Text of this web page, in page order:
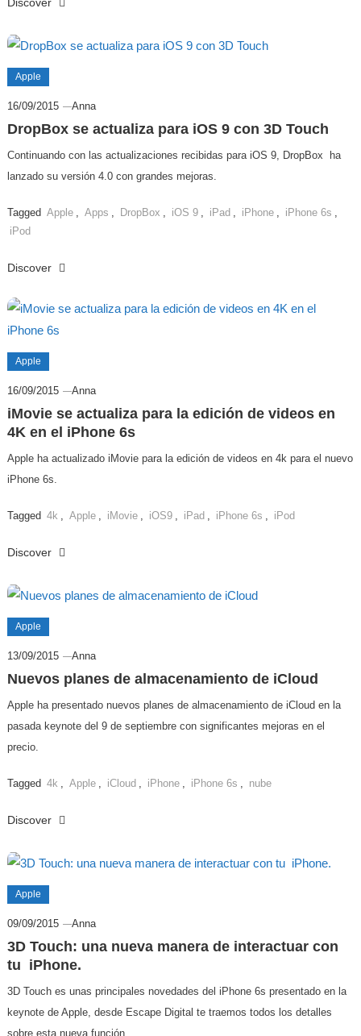
Apple
16/09/2015 Anna
DropBox se actualiza para iOS 9 con 3D Touch
Continuando con las actualizaciones recibidas para iOS 9, DropBox ha
lanzado su versión 4.0 con grandes mejoras.
Tagged Apple Apps DropBox iOS 9 iPad iPhone iPhone 6s
iPod
Discover
Apple
16/09/2015 Anna
iMovie se actualiza para la edición de videos en
4K en el iPhone 6s
Apple ha actualizado iMovie para la edición de videos en 4k para el nuevo
iPhone 6s.
Tagged 4k , Apple , iMovie , iOS9 , iPad , iPhone 6s , iPod
Discover
Apple
13/09/2015 Anna
Nuevos planes de almacenamiento de iCloud
Apple ha presentado nuevos planes de almacenamiento de iCloud en la
pasada keynote del 9 de septiembre con significantes mejoras en el
precio.
Tagged 4k Apple iCloud iPhone iPhone 6s nube
Discover
Apple
09/09/2015 Anna
3D Touch: una nueva manera de interactuar con
tu iPhone.
3D Touch es unas principales novedades del iPhone 6s presentado en la
keynote de Apple, desde Escape Digital te traemos todos los detalles
sobre esta nueva función.